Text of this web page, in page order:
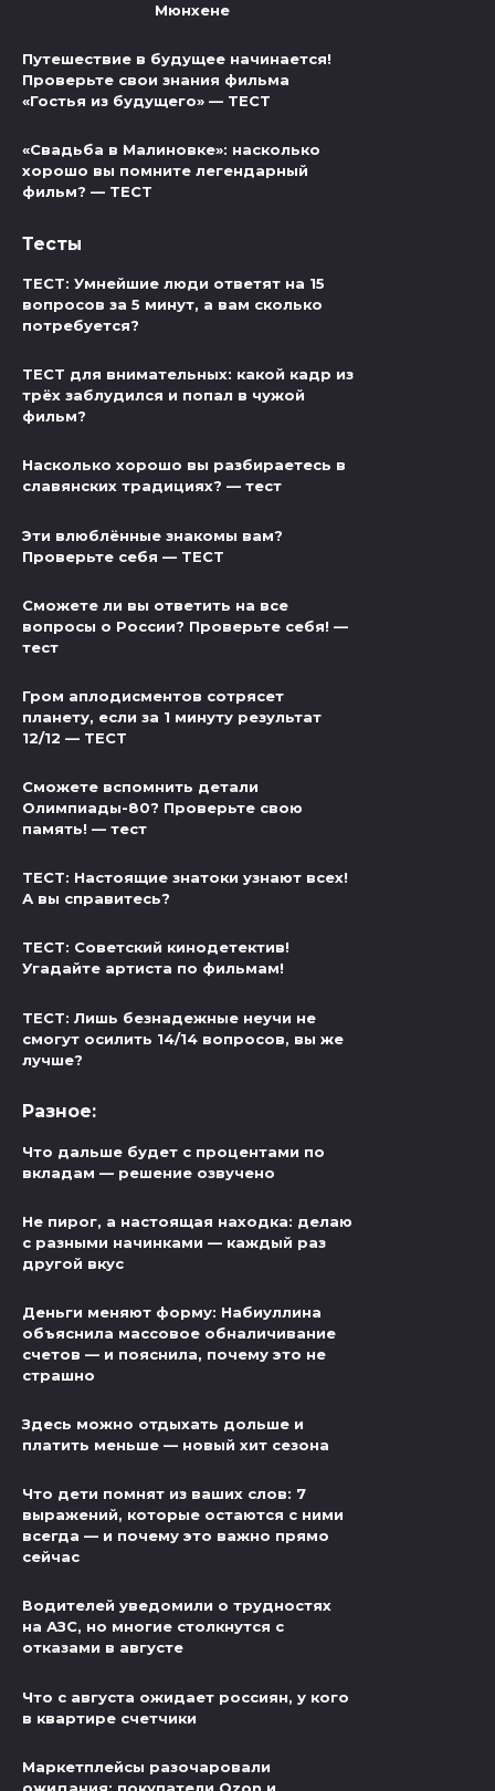
Мюнхене
Путешествие в будущее начинается!
Проверьте свои знания фильма
«Гостья из будущего» — ТЕСТ
«Свадьба в Малиновке»: насколько
хорошо вы помните легендарный
фильм? — ТЕСТ
Тесты
ТЕСТ: Умнейшие люди ответят на 15
вопросов за 5 минут, а вам сколько
потребуется?
ТЕСТ для внимательных: какой кадр из
трёх заблудился и попал в чужой
фильм?
Насколько хорошо вы разбираетесь в
славянских традициях? — тест
Эти влюблённые знакомы вам?
Проверьте себя — ТЕСТ
Сможете ли вы ответить на все
вопросы о России? Проверьте себя! —
тест
Гром аплодисментов сотрясет
планету, если за 1 минуту результат
12/12 — ТЕСТ
Сможете вспомнить детали
Олимпиады-80? Проверьте свою
память! — тест
ТЕСТ: Настоящие знатоки узнают всех!
А вы справитесь?
ТЕСТ: Советский кинодетектив!
Угадайте артиста по фильмам!
ТЕСТ: Лишь безнадежные неучи не
смогут осилить 14/14 вопросов, вы же
лучше?
Разное:
Что дальше будет с процентами по
вкладам — решение озвучено
Не пирог, а настоящая находка: делаю
с разными начинками — каждый раз
другой вкус
Деньги меняют форму: Набиуллина
объяснила массовое обналичивание
счетов — и пояснила, почему это не
страшно
Здесь можно отдыхать дольше и
платить меньше — новый хит сезона
Что дети помнят из ваших слов: 7
выражений, которые остаются с ними
всегда — и почему это важно прямо
сейчас
Водителей уведомили о трудностях
на АЗС, но многие столкнутся с
отказами в августе
Что с августа ожидает россиян, у кого
в квартире счетчики
Маркетплейсы разочаровали